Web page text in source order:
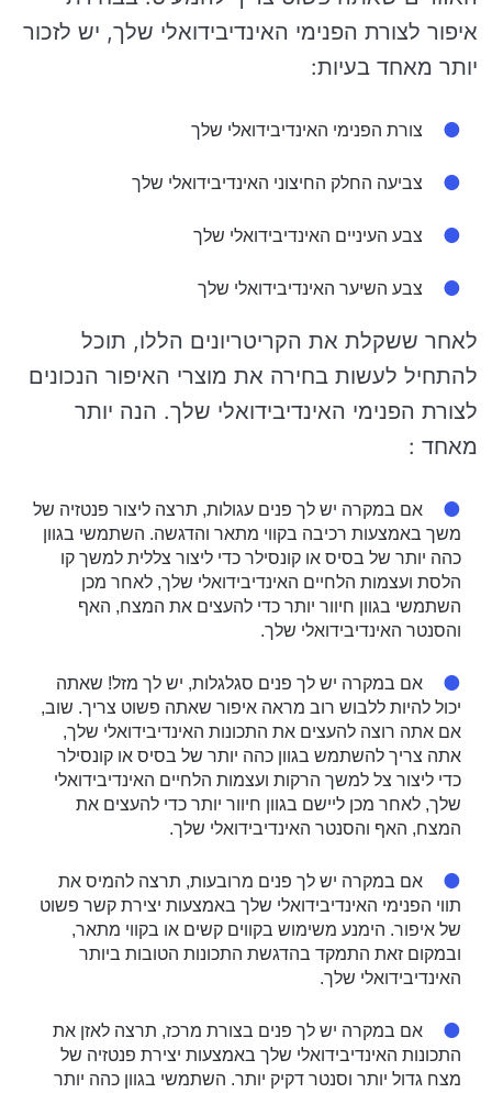
איפור לצורת הפנימי האינדיבידואלי שלך, יש לזכור
יותר מאחד בעיות:
צורת הפנימי האינדיבידואלי שלך
צביעה החלק החיצוני האינדיבידואלי שלך
צבע העיניים האינדיבידואלי שלך
צבע השיער האינדיבידואלי שלך
לאחר ששקלת את הקריטריונים הללו, תוכל
להתחיל לעשות בחירה את מוצרי האיפור הנכונים
לצורת הפנימי האינדיבידואלי שלך. הנה יותר
מאחד :
אם במקרה יש לך פנים עגולות, תרצה ליצור פנטזיה של
משך באמצעות רכיבה בקווי מתאר והדגשה. השתמשי בגוון
כהה יותר של בסיס או קונסילר כדי ליצור צללית למשך קו
הלסת ועצמות הלחיים האינדיבידואלי שלך, לאחר מכן
השתמשי בגוון חיוור יותר כדי להעצים את המצח, האף
והסנטר האינדיבידואלי שלך.
אם במקרה יש לך פנים סגלגלות, יש לך מזל! שאתה
יכול להיות ללבוש רוב מראה איפור שאתה פשוט צריך. שוב,
אם אתה רוצה להעצים את התכונות האינדיבידואלי שלך,
אתה צריך להשתמש בגוון כהה יותר של בסיס או קונסילר
כדי ליצור צל למשך הרקות ועצמות הלחיים האינדיבידואלי
שלך, לאחר מכן ליישם בגוון חיוור יותר כדי להעצים את
המצח, האף והסנטר האינדיבידואלי שלך.
אם במקרה יש לך פנים מרובעות, תרצה להמיס את
תווי הפנימי האינדיבידואלי שלך באמצעות יצירת קשר פשוט
של איפור. הימנע משימוש בקווים קשים או בקווי מתאר,
ובמקום זאת התמקד בהדגשת התכונות הטובות ביותר
האינדיבידואלי שלך.
אם במקרה יש לך פנים בצורת מרכז, תרצה לאזן את
התכונות האינדיבידואלי שלך באמצעות יצירת פנטזיה של
מצח גדול יותר וסנטר דקיק יותר. השתמשי בגוון כהה יותר